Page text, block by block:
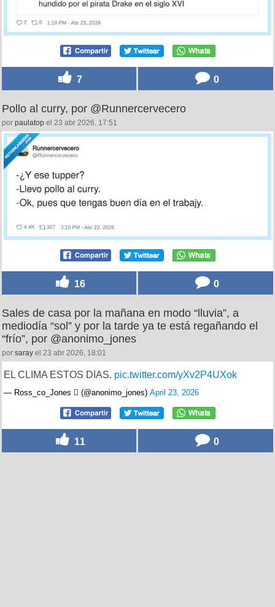
7 0
Pollo al curry, por @Runnercervecero
por paulatop el 23 abr 2026, 17:51
16 0
Sales de casa por la mañana en modo “lluvia”, a
mediodía “sol” y por la tarde ya te está regañando el
“frío”, por @anonimo_jones
por saray el 23 abr 2026, 18:01
EL CLIMA ESTOS DÍAS. pic.twitter.com/yXv2P4UXok
— Ross_co_Jones  (@anonimo_jones) April 23, 2026
11 0